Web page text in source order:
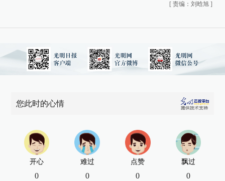
[ 责编：刘晗旭 ]
您此时的心情
开心
0
难过
0
点赞
0
飘过
0